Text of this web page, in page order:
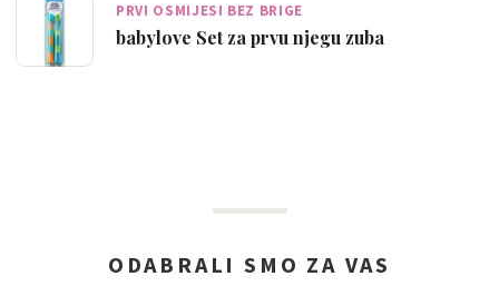
PRVI OSMIJESI BEZ BRIGE
babylove Set za prvu njegu zuba